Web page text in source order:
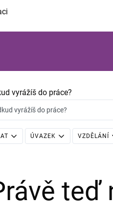
vyrážíš do práce?
vyrážíš do práce?
ÚVAZEK VZDĚLÁNÍ
teď